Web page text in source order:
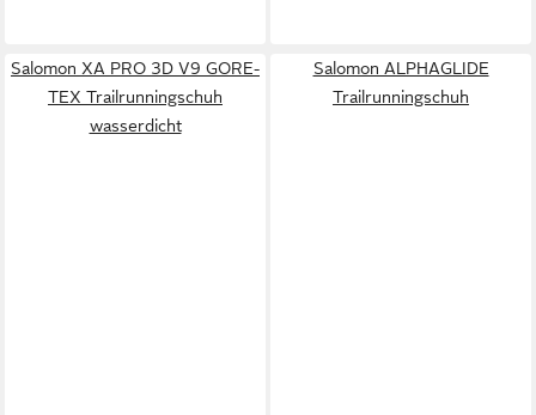
Salomon XA PRO 3D V9 GORE-
TEX Trailrunningschuh
wasserdicht
Salomon ALPHAGLIDE
Trailrunningschuh